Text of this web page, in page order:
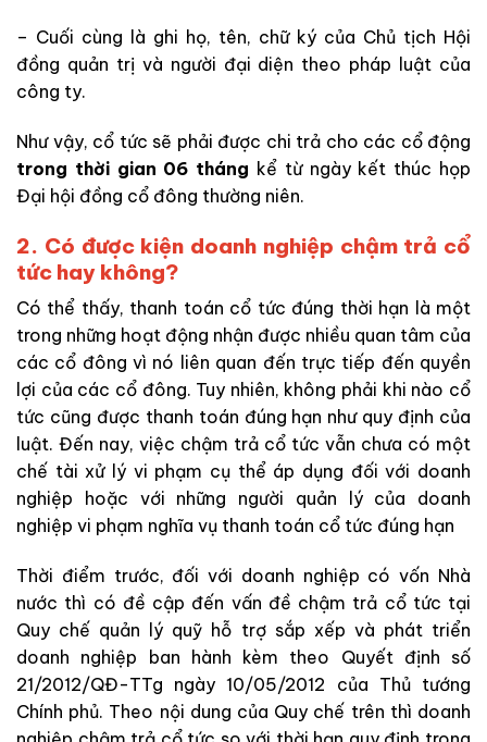
– Cuối cùng là ghi họ, tên, chữ ký của Chủ tịch Hội
đồng quản trị và người đại diện theo pháp luật của
công ty.
Như vậy, cổ tức sẽ phải được chi trả cho các cổ động
trong thời gian 06 tháng kể từ ngày kết thúc họp
Đại hội đồng cổ đông thường niên.
2. Có được kiện doanh nghiệp chậm trả cổ
tức hay không?
Có thể thấy, thanh toán cổ tức đúng thời hạn là một
trong những hoạt động nhận được nhiều quan tâm của
các cổ đông vì nó liên quan đến trực tiếp đến quyền
lợi của các cổ đông. Tuy nhiên, không phải khi nào cổ
tức cũng được thanh toán đúng hạn như quy định của
luật. Đến nay, việc chậm trả cổ tức vẫn chưa có một
chế tài xử lý vi phạm cụ thể áp dụng đối với doanh
nghiệp hoặc với những người quản lý của doanh
nghiệp vi phạm nghĩa vụ thanh toán cổ tức đúng hạn
Thời điểm trước, đối với doanh nghiệp có vốn Nhà
nước thì có đề cập đến vấn đề chậm trả cổ tức tại
Quy chế quản lý quỹ hỗ trợ sắp xếp và phát triển
doanh nghiệp ban hành kèm theo Quyết định số
21/2012/QĐ-TTg ngày 10/05/2012 của Thủ tướng
Chính phủ. Theo nội dung của Quy chế trên thì doanh